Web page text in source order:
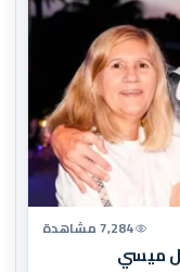
7,284 مشاهدة
ميسي